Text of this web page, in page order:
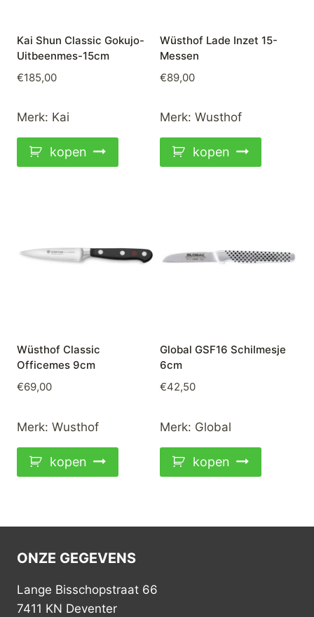
Kai Shun Classic Gokujo-
Uitbeenmes-15cm
€185,00
Merk: Kai
kopen
Wüsthof Lade Inzet 15-
Messen
€89,00
Merk: Wusthof
kopen
Wüsthof Classic
Officemes 9cm
€69,00
Merk: Wusthof
kopen
Global GSF16 Schilmesje
6cm
€42,50
Merk: Global
kopen
ONZE GEGEVENS
Lange Bisschopstraat 66
7411 KN Deventer